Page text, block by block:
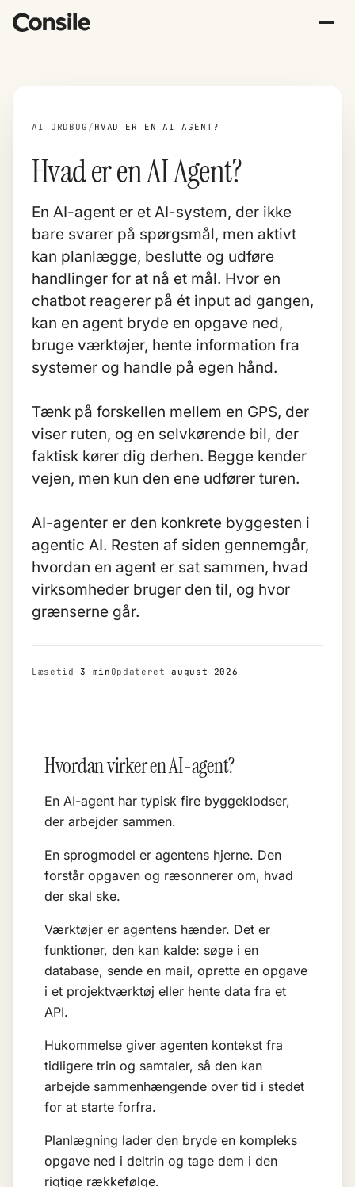
AI ORDBOG / HVAD ER EN AI AGENT?
Hvad er en AI Agent?
En AI-agent er et AI-system, der ikke
bare svarer på spørgsmål, men aktivt
kan planlægge, beslutte og udføre
handlinger for at nå et mål. Hvor en
chatbot reagerer på ét input ad gangen,
kan en agent bryde en opgave ned,
bruge værktøjer, hente information fra
systemer og handle på egen hånd.
Tænk på forskellen mellem en GPS, der
viser ruten, og en selvkørende bil, der
faktisk kører dig derhen. Begge kender
vejen, men kun den ene udfører turen.
AI-agenter er den konkrete byggesten i
agentic AI. Resten af siden gennemgår,
hvordan en agent er sat sammen, hvad
virksomheder bruger den til, og hvor
grænserne går.
Læsetid3 min Opdateretaugust 2026
Hvordan virker en AI-agent?
En AI-agent har typisk fire byggeklodser,
der arbejder sammen.
En sprogmodel er agentens hjerne. Den
forstår opgaven og ræsonnerer om, hvad
der skal ske.
Værktøjer er agentens hænder. Det er
funktioner, den kan kalde: søge i en
database, sende en mail, oprette en opgave
i et projektværktøj eller hente data fra et
API.
Hukommelse giver agenten kontekst fra
tidligere trin og samtaler, så den kan
arbejde sammenhængende over tid i stedet
for at starte forfra.
Planlægning lader den bryde en kompleks
opgave ned i deltrin og tage dem i den
rigtige rækkefølge.